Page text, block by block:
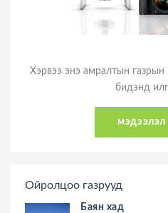
Хэрвээ энэ амралтын газрын
бидэнд
мэдээлэл
Ойролцоо газрууд
Баян хад